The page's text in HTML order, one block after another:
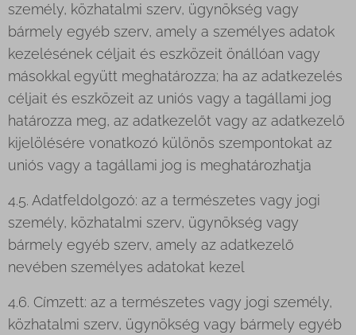
személy, közhatalmi szerv, ügynökség vagy
bármely egyéb szerv, amely a személyes adatok
kezelésének céljait és eszközeit önállóan vagy
másokkal együtt meghatározza; ha az adatkezelés
céljait és eszközeit az uniós vagy a tagállami jog
határozza meg, az adatkezelőt vagy az adatkezelő
kijelölésére vonatkozó különös szempontokat az
uniós vagy a tagállami jog is meghatározhatja
4.5. Adatfeldolgozó: az a természetes vagy jogi
személy, közhatalmi szerv, ügynökség vagy
bármely egyéb szerv, amely az adatkezelő
nevében személyes adatokat kezel
4.6. Címzett: az a természetes vagy jogi személy,
közhatalmi szerv, ügynökség vagy bármely egyéb